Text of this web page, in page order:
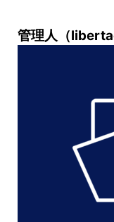
管理人（